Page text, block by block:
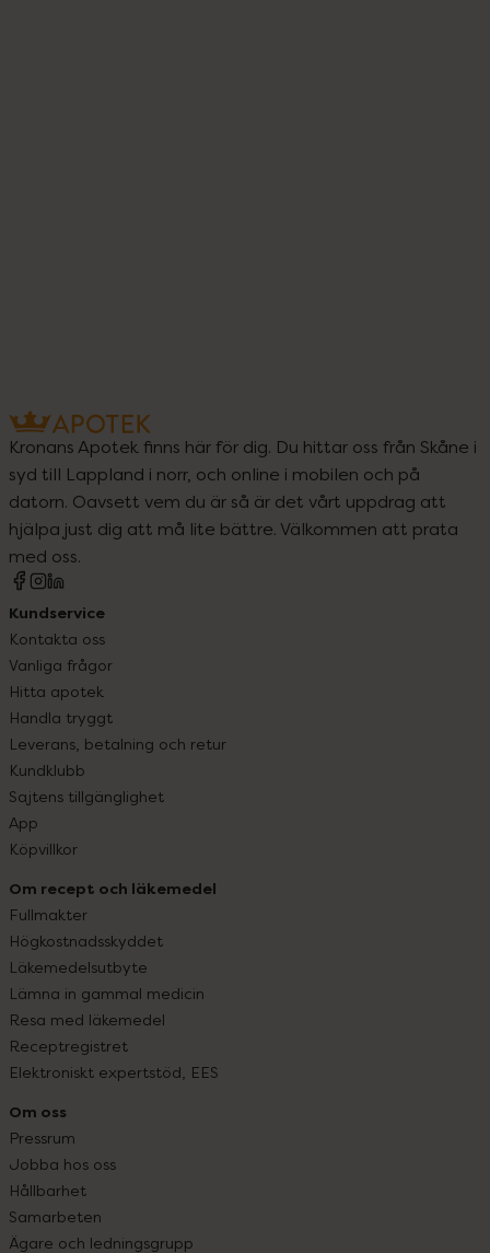
Kronans Apotek finns här för dig. Du hittar oss från Skåne i
syd till Lappland i norr, och online i mobilen och på
datorn. Oavsett vem du är så är det vårt uppdrag att
hjälpa just dig att må lite bättre. Välkommen att prata
med oss.
Kundservice
Kontakta oss
Vanliga frågor
Hitta apotek
Handla tryggt
Leverans, betalning och retur
Kundklubb
Sajtens tillgänglighet
App
Köpvillkor
Om recept och läkemedel
Fullmakter
Högkostnadsskyddet
Läkemedelsutbyte
Lämna in gammal medicin
Resa med läkemedel
Receptregistret
Elektroniskt expertstöd, EES
Om oss
Pressrum
Jobba hos oss
Hållbarhet
Samarbeten
Ägare och ledningsgrupp